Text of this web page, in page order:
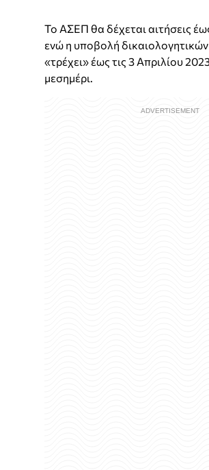
Το ΑΣΕΠ θα δέχεται αιτήσεις
ενώ η υποβολή
«τρέχει» έως τις 3 Απριλίου
μεσημέρι.